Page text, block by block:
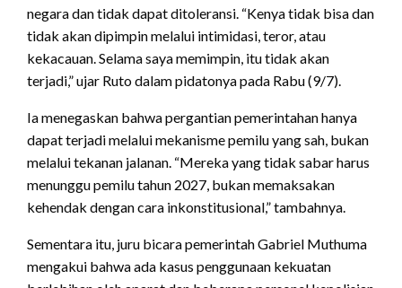
negara dan tidak dapat ditoleransi. “Kenya tidak bisa dan
tidak akan dipimpin melalui intimidasi, teror, atau
kekacauan. Selama saya memimpin, itu tidak akan
terjadi,” ujar Ruto dalam pidatonya pada Rabu (9/7).
Ia menegaskan bahwa pergantian pemerintahan hanya
dapat terjadi melalui mekanisme pemilu yang sah, bukan
melalui tekanan jalanan. “Mereka yang tidak sabar harus
menunggu pemilu tahun 2027, bukan memaksakan
kehendak dengan cara inkonstitusional,” tambahnya.
Sementara itu, juru bicara pemerintah Gabriel Muthuma
mengakui bahwa ada kasus penggunaan kekuatan